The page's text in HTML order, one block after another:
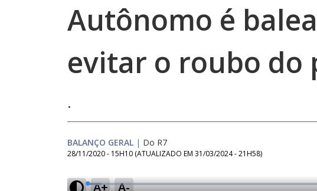
Autônomo é
evitar o roubo
.
BALANÇO GERAL | Do R7
28/11/2020 - 15H10 (ATUALIZADO EM 31/03/2024 - 21H58)
A+ A-
L